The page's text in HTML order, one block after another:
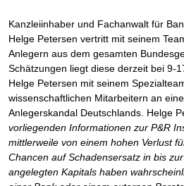
Kanzleiinhaber und Fachanwalt für
Helge Petersen vertritt mit seinem
Anlegern aus dem gesamten
Schätzungen liegt diese derzeit bei 9-
Helge Petersen mit seinem
wissenschaftlichen Mitarbeitern an
Anlegerskandal Deutschlands. Helge
vorliegenden Informationen zur P&R
mittlerweile von einem hohen Verlust
Chancen auf Schadensersatz in bis
angelegten Kapitals haben